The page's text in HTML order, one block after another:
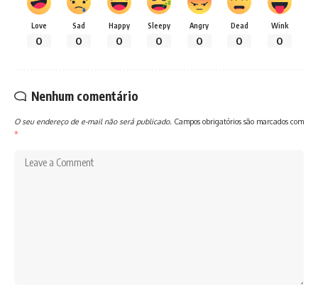
Love
0
Sad
0
Happy
0
Sleepy
0
Angry
0
Dead
0
Wink
0
Nenhum comentário
O seu endereço de e-mail não será publicado. Campos obrigatórios são marcados com
*